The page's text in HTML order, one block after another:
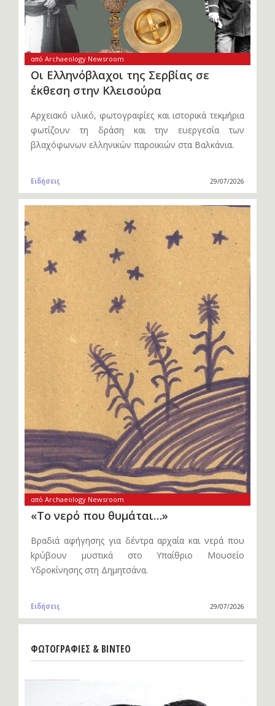
από Archaeology Newsroom
Οι Ελληνόβλαχοι της Σερβίας σε
έκθεση στην Κλεισούρα
Αρχειακό υλικό, φωτογραφίες και ιστορικά τεκμήρια
φωτίζουν τη δράση και την ευεργεσία των
βλαχόφωνων ελληνικών παροικιών στα Βαλκάνια.
Ειδήσεις 29/07/2026
από Archaeology Newsroom
«Το νερό που θυμάται…»
Βραδιά αφήγησης για δέντρα αρχαία και νερά που
kρύβουν μυστικά στο Υπαίθριο Μουσείο
Υδροκίνησης στη Δημητσάνα.
Ειδήσεις 29/07/2026
ΦΩΤΟΓΡΑΦΙΕΣ & ΒΙΝΤΕΟ